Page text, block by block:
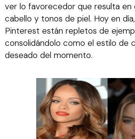
ver lo favorecedor que resulta
cabello y tonos de piel. Hoy en
Pinterest están repletos de
consolidándolo como el estilo de
deseado del momento.